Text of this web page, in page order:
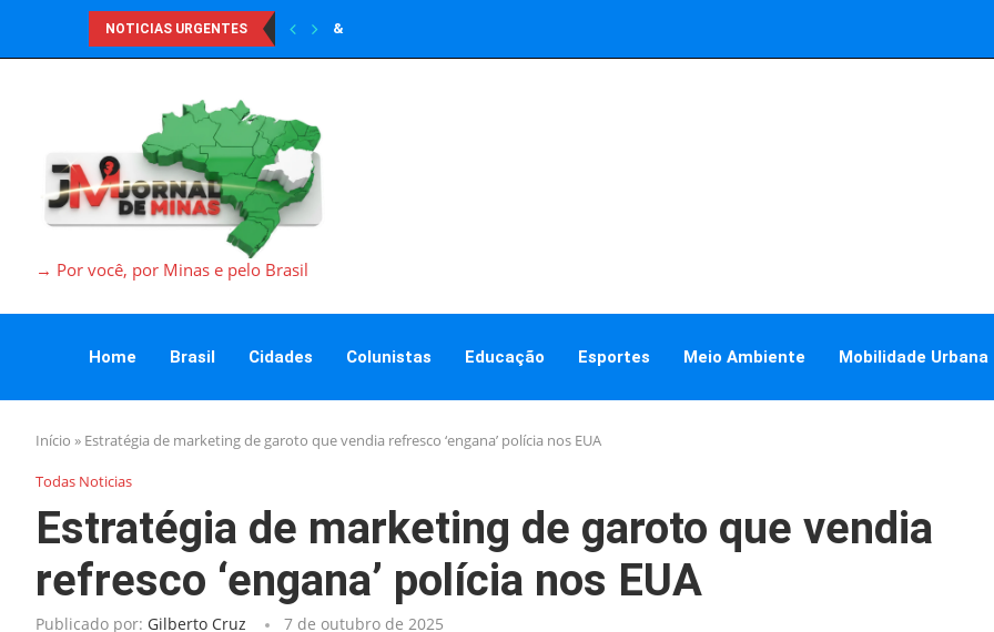
NOTICIAS URGENTES &
→ Por você, por Minas e pelo Brasil
Home Brasil Cidades Colunistas Educação Esportes Meio Ambiente Mobilidade Urbana
Início » Estratégia de marketing de garoto que vendia refresco ‘engana’ polícia nos EUA
Todas Noticias
Estratégia de marketing de garoto que vendia
refresco ‘engana’ polícia nos EUA
Publicado por: Gilberto Cruz 7 de outubro de 2025